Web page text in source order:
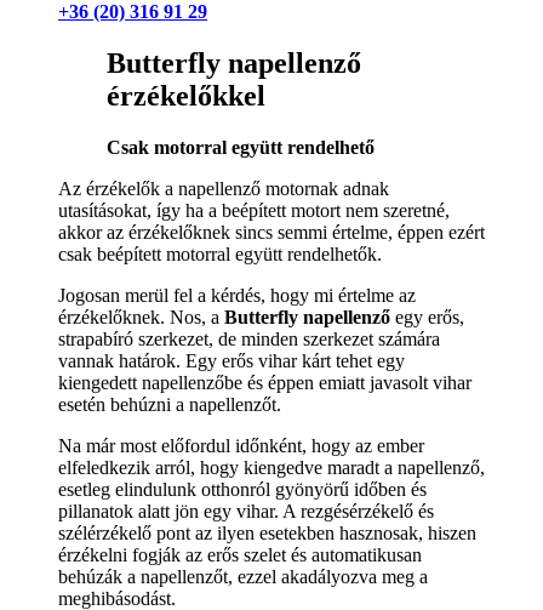
+36 (20) 316 91 29
Butterfly napellenző
érzékelőkkel
Csak motorral együtt rendelhető
Az érzékelők a napellenző motornak adnak
utasításokat, így ha a beépített motort nem szeretné,
akkor az érzékelőknek sincs semmi értelme, éppen ezért
csak beépített motorral együtt rendelhetők.
Jogosan merül fel a kérdés, hogy mi értelme az
érzékelőknek. Nos, a Butterfly napellenző egy erős,
strapabíró szerkezet, de minden szerkezet számára
vannak határok. Egy erős vihar kárt tehet egy
kiengedett napellenzőbe és éppen emiatt javasolt vihar
esetén behúzni a napellenzőt.
Na már most előfordul időnként, hogy az ember
elfeledkezik arról, hogy kiengedve maradt a napellenző,
esetleg elindulunk otthonról gyönyörű időben és
pillanatok alatt jön egy vihar. A rezgésérzékelő és
szélérzékelő pont az ilyen esetekben hasznosak, hiszen
érzékelni fogják az erős szelet és automatikusan
behúzák a napellenzőt, ezzel akadályozva meg a
meghibásodást.